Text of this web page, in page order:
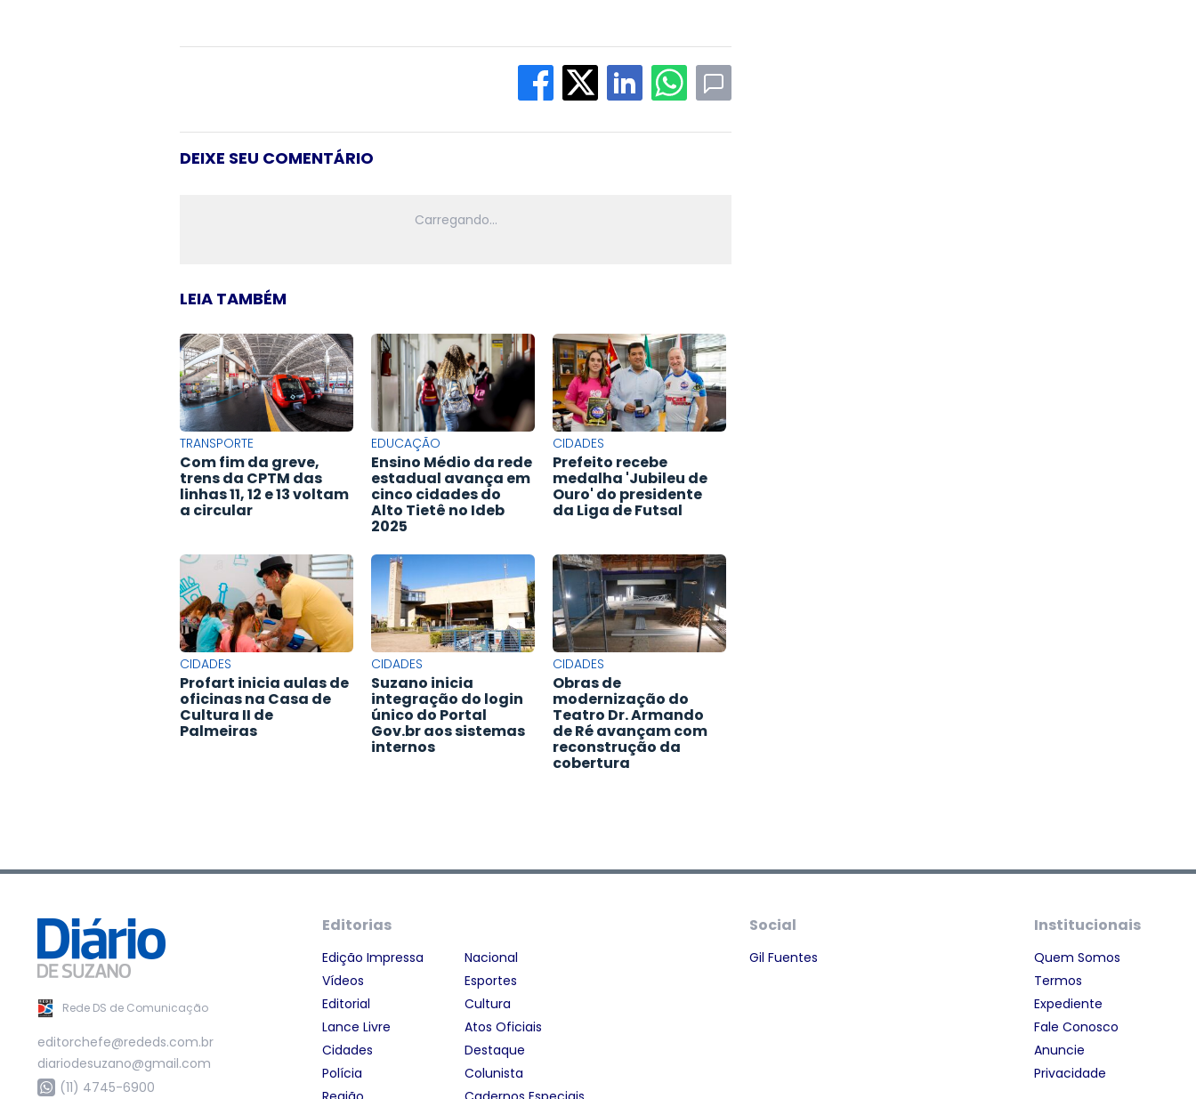
DEIXE SEU COMENTÁRIO
LEIA TAMBÉM
TRANSPORTE
Com fim da greve,
trens da CPTM das
linhas 11, 12 e 13 voltam
a circular
EDUCAÇÃO
Ensino Médio da rede
estadual avança em
cinco cidades do
Alto Tietê no Ideb
2025
CIDADES
Prefeito recebe
medalha 'Jubileu de
Ouro' do presidente
da Liga de Futsal
CIDADES
Profart inicia aulas de
oficinas na Casa de
Cultura II de
Palmeiras
CIDADES
Suzano inicia
integração do login
único do Portal
Gov.br aos sistemas
internos
CIDADES
Obras de
modernização do
Teatro Dr. Armando
de Ré avançam com
reconstrução da
cobertura
Rede DS de Comunicação
editorchefe@rededs.com.br
diariodesuzano@gmail.com
(11) 4745-6900
Editorias
Edição Impressa
Vídeos
Editorial
Lance Livre
Cidades
Polícia
Nacional
Esportes
Cultura
Atos Oficiais
Destaque
Colunista
Social
Gil Fuentes
Institucionais
Quem Somos
Termos
Expediente
Fale Conosco
Anuncie
Privacidade